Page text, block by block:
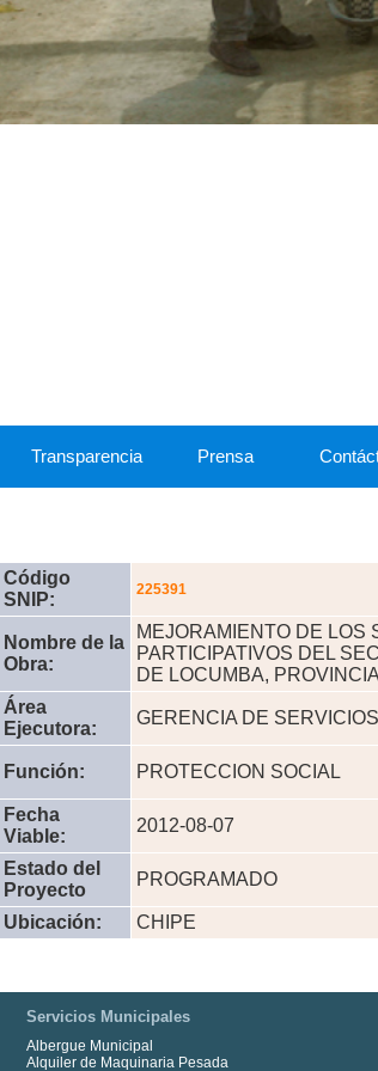
Transparencia Prensa
Código
SNIP:
225391
Nombre de la
Obra:
MEJORAMIENTO DE LOS
PARTICIPATIVOS DEL
DE LOCUMBA,
Área
Ejecutora:
GERENCIA DE
Función: PROTECCION SOCIAL
Fecha
Viable:
2012-08-07
Estado del
Proyecto
PROGRAMADO
Ubicación: CHIPE
Servicios Municipales
Albergue Municipal
Alquiler de Maquinaria Pesada